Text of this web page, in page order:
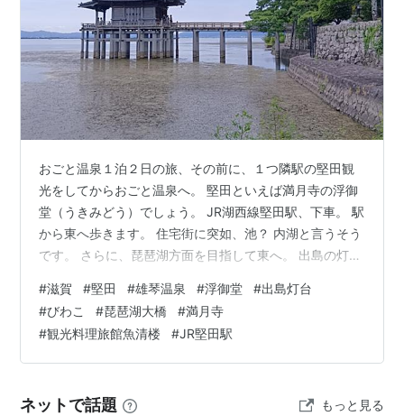
おごと温泉１泊２日の旅、その前に、１つ隣駅の堅田観
光をしてからおごと温泉へ。 堅田といえば満月寺の浮御
堂（うきみどう）でしょう。 JR湖西線堅田駅、下車。 駅
から東へ歩きます。 住宅街に突如、池？ 内湖と言うそう
です。 さらに、琵琶湖方面を目指して東へ。 出島の灯台
琵琶湖大橋。 灯台南側に杢兵衛造船所。 伊豆神社 灯台
から南へ歩くと伊豆神社。 幸福を呼ぶ石があります。 祥
瑞寺 一休和尚修養地 一休さんが修行した寺。 びわ湖方
面へ。 飲食店等がある路地へ。 ピンクのキムチ屋横から
ロコが食べら…
#滋賀 #堅田 #雄琴温泉 #浮御堂 #出島灯台
#びわこ #琵琶湖大橋 #満月寺
#観光料理旅館魚清楼 #JR堅田駅
ネットで話題 もっと見る